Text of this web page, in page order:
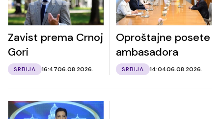
Zavist prema Crnoj
Gori
SRBIJA 16:4706.08.2026.
Oproštajne posete
ambasadora
SRBIJA 14:0406.08.2026.